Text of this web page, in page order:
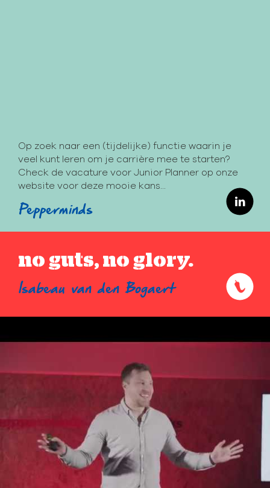
Op zoek naar een (tijdelijke) functie waarin je
veel kunt leren om je carrière mee te starten?
Check de vacature voor Junior Planner op onze
website voor deze mooie kans...
Pepperminds
no guts, no glory.
Isabeau van den Bogaert